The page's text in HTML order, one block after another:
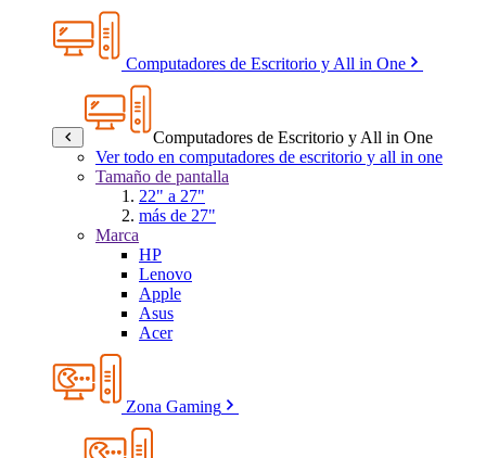
Computadores de Escritorio y All in One
Computadores de Escritorio y All in One
Ver todo en computadores de escritorio y all in one
Tamaño de pantalla
22" a 27"
más de 27"
Marca
HP
Lenovo
Apple
Asus
Acer
Zona Gaming